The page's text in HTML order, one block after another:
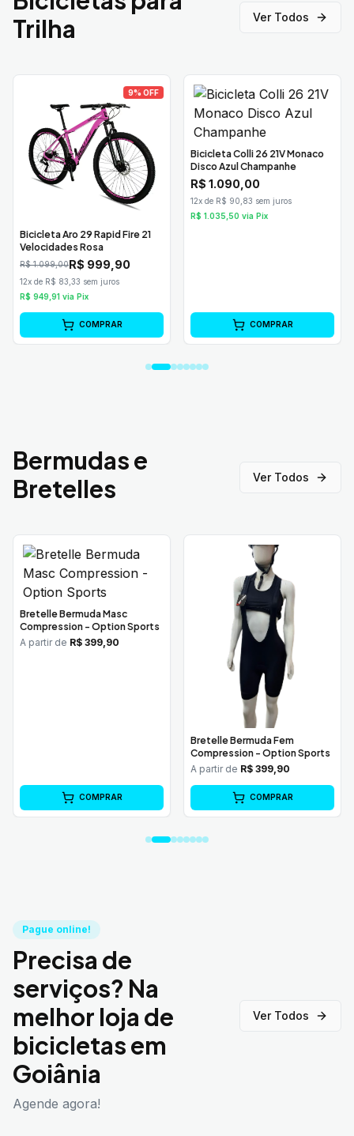
Trilha
Ver Todos
9% OFF
Bicicleta Aro 29 Rapid Fire 21
Velocidades Rosa
R$1.099,00R$ 999,90
12x de R$ 83,33 sem juros
R$ 949,91 via Pix
COMPRAR
Bicicleta Colli 26 21V Monaco
Disco Azul Champanhe
R$ 1.090,00
12x de R$ 90,83 sem juros
R$ 1.035,50 via Pix
COMPRAR
Bermudas e
Bretelles
Ver Todos
Bretelle Bermuda Masc
Compression - Option Sports
A partir de R$ 399,90
COMPRAR
Bretelle Bermuda Fem
Compression - Option Sports
A partir de R$ 399,90
COMPRAR
Pague online!
Precisa de
serviços? Na
melhor loja de
bicicletas em
Goiânia
Agende agora!
Ver Todos